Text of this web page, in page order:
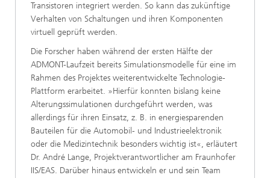
Transistoren integriert werden. So kann das zukünftige
Verhalten von Schaltungen und ihren Komponenten
virtuell geprüft werden.
Die Forscher haben während der ersten Hälfte der
ADMONT-Laufzeit bereits Simulationsmodelle für eine im
Rahmen des Projektes weiterentwickelte Technologie-
Plattform erarbeitet. »Hierfür konnten bislang keine
Alterungssimulationen durchgeführt werden, was
allerdings für ihren Einsatz, z. B. in energiesparenden
Bauteilen für die Automobil- und Industrieelektronik
oder die Medizintechnik besonders wichtig ist«, erläutert
Dr. André Lange, Projektverantwortlicher am Fraunhofer
IIS/EAS. Darüber hinaus entwickeln er und sein Team